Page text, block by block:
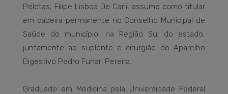
Pelotas, Filipe Lisboa De Carli, assume como titular
em cadeira permanente no Conselho Municipal de
Saúde do município, na Região Sul do estado,
juntamente ao suplente e cirurgião do Aparelho
Digestivo Pedro Funari Pereira.
Graduado em Medicina pela Universidade Federal